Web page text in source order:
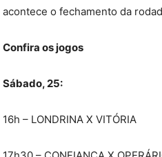
acontece o fechamento da
Confira os jogos
Sábado, 25:
16h – LONDRINA X VITÓRIA